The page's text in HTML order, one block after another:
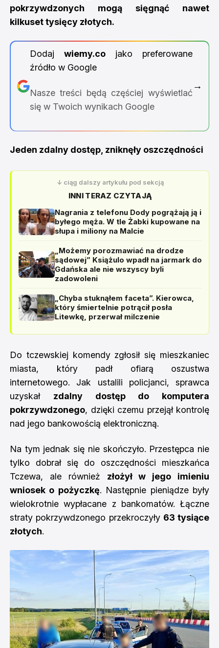
pokrzywdzonych mogą sięgnąć nawet
kilkuset tysięcy złotych.
Dodaj wiemy.cojako preferowane
źródło w Google
Nasze treści będą częściej wyświetlać
się w Twoich wynikach Google
→
Jeden zdalny dostęp, zniknęły oszczędności
↓ ciąg dalszy artykułu pod sekcją
INNI TERAZ CZYTAJĄ
Nagrania z telefonu Dody pogrążają ją i
byłego męża. W tle Żabki kupowane na
słupa i miliony na Malcie
„Możemy porozmawiać na drodze
sądowej” Książulo wpadł na jarmark do
Gdańska ale nie wszyscy byli
zadowoleni
„Chyba stuknąłem faceta”. Kierowca,
który śmiertelnie potrącił posła
Litewkę, przerwał milczenie
Do tczewskiej komendy zgłosił się mieszkaniec
miasta, który padł ofiarą oszustwa
internetowego. Jak ustalili policjanci, sprawca
uzyskał zdalny dostęp do komputera
pokrzywdzonego, dzięki czemu przejął kontrolę
nad jego bankowością elektroniczną.
Na tym jednak się nie skończyło. Przestępca nie
tylko dobrał się do oszczędności mieszkańca
Tczewa, ale również złożył w jego imieniu
wniosek o pożyczkę. Następnie pieniądze były
wielokrotnie wypłacane z bankomatów. Łączne
straty pokrzywdzonego przekroczyły 63 tysiące
złotych.